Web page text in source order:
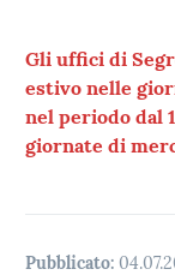
Gli uffici di
estivo nelle
nel periodo dal
giornate di
Pubblicato: